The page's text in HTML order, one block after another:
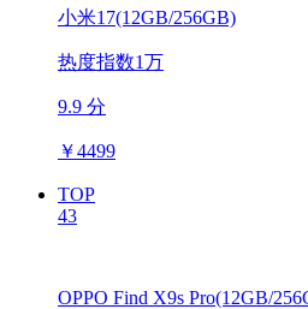
小米17(12GB/256GB)
热度指数1万
9.9 分
￥4499
TOP
43
OPPO Find X9s Pro(12GB/